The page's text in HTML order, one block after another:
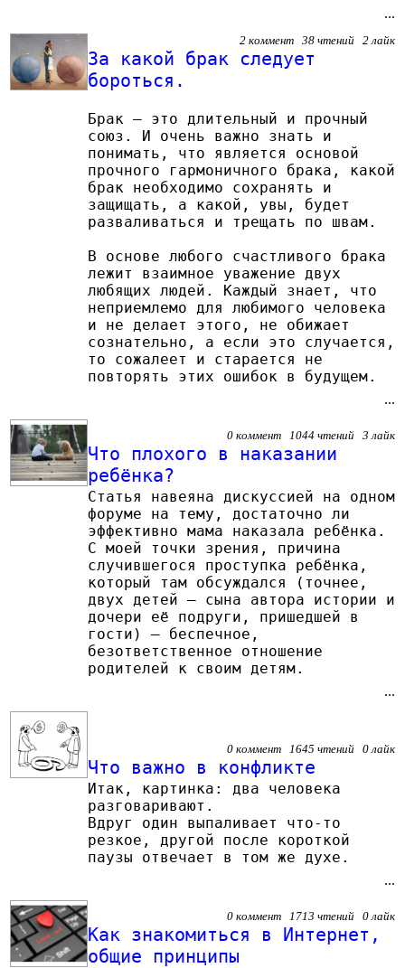
...
2 коммент 38 чтений 2 лайк
За какой брак следует
бороться.
Брак – это длительный и прочный
союз. И очень важно знать и
понимать, что является основой
прочного гармоничного брака, какой
брак необходимо сохранять и
защищать, а какой, увы, будет
разваливаться и трещать по швам.
В основе любого счастливого брака
лежит взаимное уважение двух
любящих людей. Каждый знает, что
неприемлемо для любимого человека
и не делает этого, не обижает
сознательно, а если это случается,
то сожалеет и старается не
повторять этих ошибок в будущем.
...
0 коммент 1044 чтений 3 лайк
Что плохого в наказании
ребёнка?
Статья навеяна дискуссией на одном
форуме на тему, достаточно ли
эффективно мама наказала ребёнка.
С моей точки зрения, причина
случившегося проступка ребёнка,
который там обсуждался (точнее,
двух детей – сына автора истории и
дочери её подруги, пришедшей в
гости) – беспечное,
безответственное отношение
родителей к своим детям.
...
0 коммент 1645 чтений 0 лайк
Что важно в конфликте
Итак, картинка: два человека
разговаривают.
Вдруг один выпаливает что-то
резкое, другой после короткой
паузы отвечает в том же духе.
...
0 коммент 1713 чтений 0 лайк
Как знакомиться в Интернет,
общие принципы